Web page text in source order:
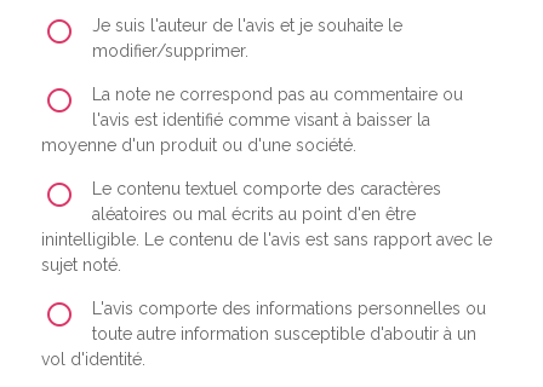
Je suis l'auteur de l'avis et je souhaite le
modifier/supprimer.
La note ne correspond pas au commentaire ou
l'avis est identifié comme visant à baisser la
moyenne d'un produit ou d'une société.
Le contenu textuel comporte des caractères
aléatoires ou mal écrits au point d'en être
inintelligible. Le contenu de l'avis est sans rapport avec le
sujet noté.
L'avis comporte des informations personnelles ou
toute autre information susceptible d'aboutir à un
vol d'identité.